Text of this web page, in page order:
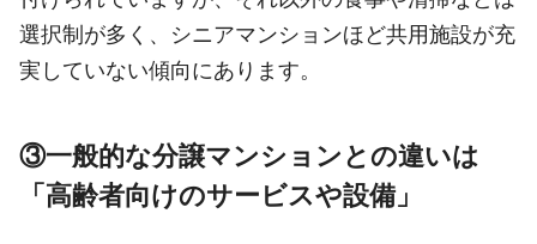
選択制が多く、シニアマンションほど共用施設が充
実していない傾向にあります。
③一般的な分譲マンションとの違いは
「高齢者向けのサービスや設備」